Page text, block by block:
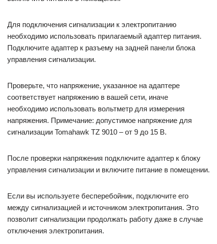
Для подключения сигнализации к электропитанию
необходимо использовать прилагаемый адаптер питания.
Подключите адаптер к разъему на задней панели блока
управления сигнализации.
Проверьте, что напряжение, указанное на адаптере
соответствует напряжению в вашей сети, иначе
необходимо использовать вольтметр для измерения
напряжения. Примечание: допустимое напряжение для
сигнализации Tomahawk TZ 9010 – от 9 до 15 В.
После проверки напряжения подключите адаптер к блоку
управления сигнализации и включите питание в помещении.
Если вы используете бесперебойник, подключите его
между сигнализацией и источником электропитания. Это
позволит сигнализации продолжать работу даже в случае
отключения электропитания.